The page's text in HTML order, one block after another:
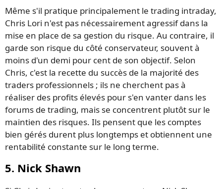
Même s'il pratique principalement le trading intraday,
Chris Lori n'est pas nécessairement agressif dans la
mise en place de sa gestion du risque. Au contraire, il
garde son risque du côté conservateur, souvent à
moins d'un demi pour cent de son objectif. Selon
Chris, c'est la recette du succès de la majorité des
traders professionnels ; ils ne cherchent pas à
réaliser des profits élevés pour s'en vanter dans les
forums de trading, mais se concentrent plutôt sur le
maintien des risques. Ils pensent que les comptes
bien gérés durent plus longtemps et obtiennent une
rentabilité constante sur le long terme.
5. Nick Shawn